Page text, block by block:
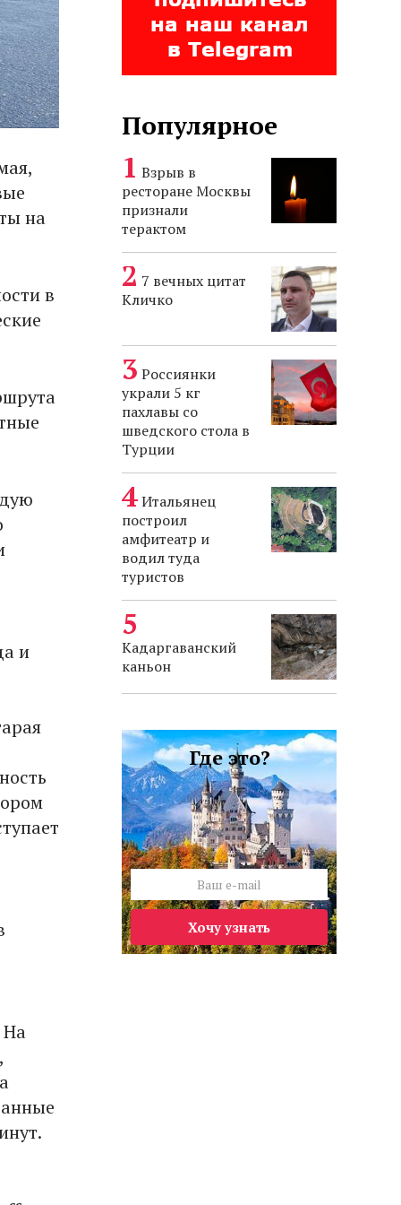
на
в
и
На
Популярное
Взрыв в
ресторане Москвы
признали
терактом
7 вечных цитат
Кличко
Россиянки
украли 5 кг
пахлавы со
шведского стола в
Турции
Итальянец
построил
амфитеатр и
водил туда
туристов
Кадаргаванский
каньон
Где это?
Хочу узнать